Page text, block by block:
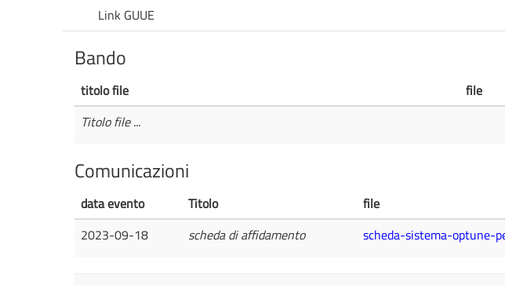
Link GUUE
Bando
titolo file file
Titolo file ...
Comunicazioni
data evento Titolo file
2023-09-18
scheda di affidamento scheda-sistema-optune-